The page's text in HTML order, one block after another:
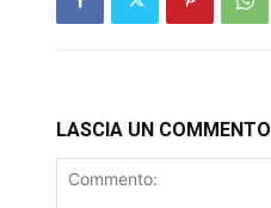
LASCIA UN COMMENTO